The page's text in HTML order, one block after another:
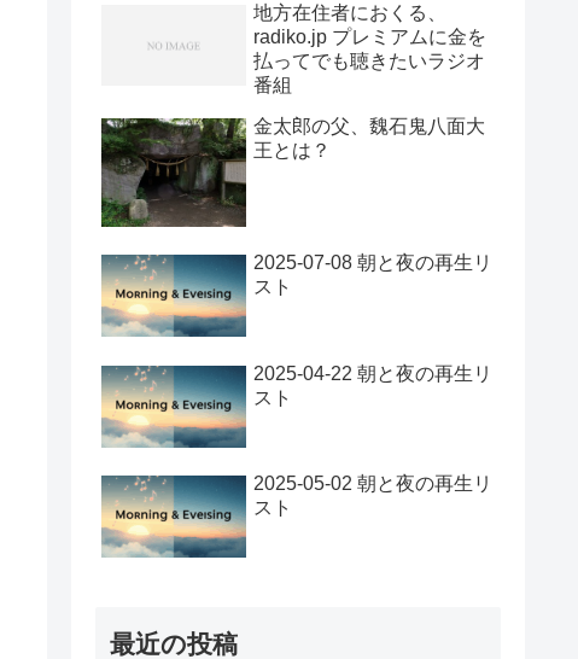
地方在住者におくる、
radiko.jp プレミアムに金を
払ってでも聴きたいラジオ
番組
金太郎の父、魏石鬼八面大
王とは？
2025-07-08 朝と夜の再生リ
スト
2025-04-22 朝と夜の再生リ
スト
2025-05-02 朝と夜の再生リ
スト
最近の投稿